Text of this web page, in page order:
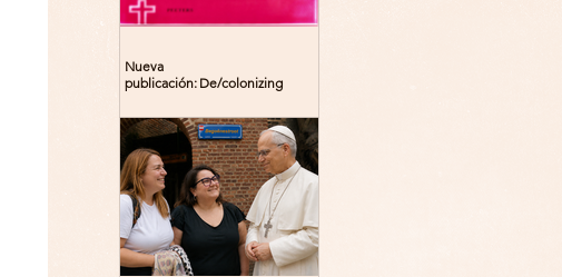
Nueva
publicación: De/colonizing
Contemporary Challenges,
Theoretical Reflections